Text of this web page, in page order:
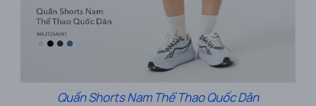
Quần Shorts Nam Thể Thao Quốc Dân